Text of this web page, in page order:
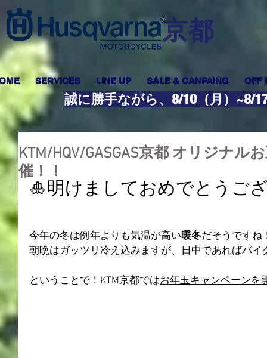
​京都
SERVICES LINE UP SALE & CANPAING OFF
誠に勝手ながら、8/10（月）~8/
KTM/HQV/GASGAS京都 オリジナル
催！！
🎍明けましておめでとうご
今年の冬は例年よりも気温が高い暖冬だそうですね
朝晩はガッツリ冷え込みますが、日中であればバ
ということで！KTM京都ではお年玉キャンペーンを